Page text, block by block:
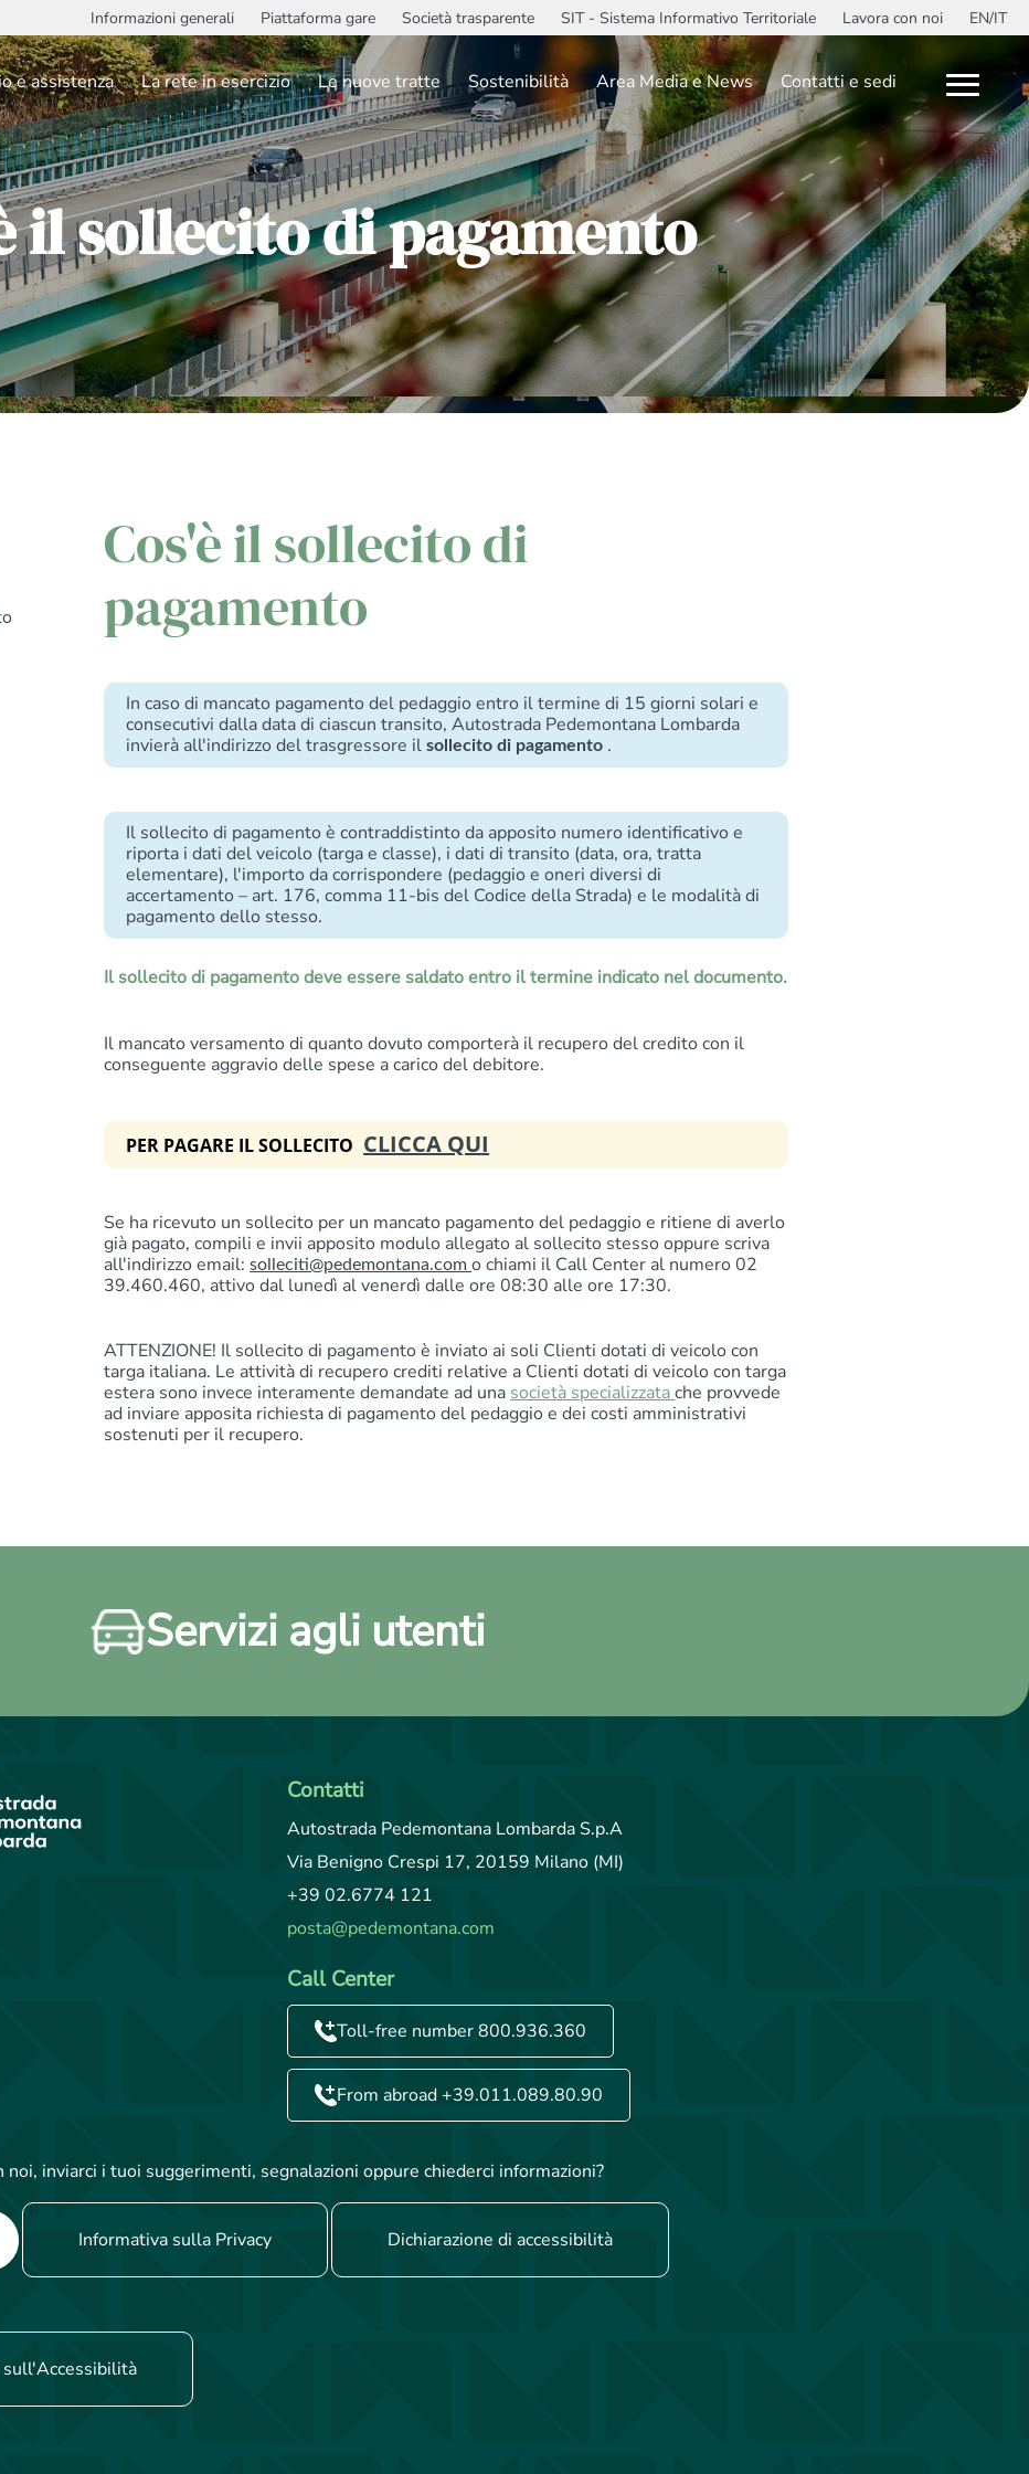
Informazioni generali Piattaforma gare Società trasparente SIT - Sistema Informativo Territoriale Lavora con noi EN/IT
e assistenza La rete in esercizio Le nuove tratte Sostenibilità Area Media e News Contatti e sedi
il sollecito di pagamento
Cos'è il sollecito di
pagamento
In caso di mancato pagamento del pedaggio entro il termine di 15 giorni solari e
consecutivi dalla data di ciascun transito, Autostrada Pedemontana Lombarda
invierà all'indirizzo del trasgressore ilsollecito di pagamento .
Il sollecito di pagamento è contraddistinto da apposito numero identificativo e
riporta i dati del veicolo (targa e classe), i dati di transito (data, ora, tratta
elementare), l'importo da corrispondere (pedaggio e oneri diversi di
accertamento – art. 176, comma 11-bis del Codice della Strada) e le modalità di
pagamento dello stesso.
Il sollecito di pagamento deve essere saldato entro il termine indicato nel documento.
Il mancato versamento di quanto dovuto comporterà il recupero del credito con il
conseguente aggravio delle spese a carico del debitore.
PER PAGARE IL SOLLECITO CLICCA QUI
Se ha ricevuto un sollecito per un mancato pagamento del pedaggio e ritiene di averlo
già pagato, compili e invii apposito modulo allegato al sollecito stesso oppure scriva
all'indirizzo email:solleciti@pedemontana.como chiami il Call Center al numero 02
39.460.460, attivo dal lunedì al venerdì dalle ore 08:30 alle ore 17:30.
ATTENZIONE! Il sollecito di pagamento è inviato ai soli Clienti dotati di veicolo con
targa italiana. Le attività di recupero crediti relative a Clienti dotati di veicolo con targa
estera sono invece interamente demandate ad una società specializzatache provvede
ad inviare apposita richiesta di pagamento del pedaggio e dei costi amministrativi
sostenuti per il recupero.
Servizi agli utenti
Contatti
Autostrada Pedemontana Lombarda S.p.A
Via Benigno Crespi 17, 20159 Milano (MI)
+39 02.6774 121
posta@pedemontana.com
Call Center
Toll-free number 800.936.360
From abroad +39.011.089.80.90
noi, inviarci i tuoi suggerimenti, segnalazioni oppure chiederci informazioni?
Informativa sulla Privacy Dichiarazione di accessibilità
sull'Accessibilità